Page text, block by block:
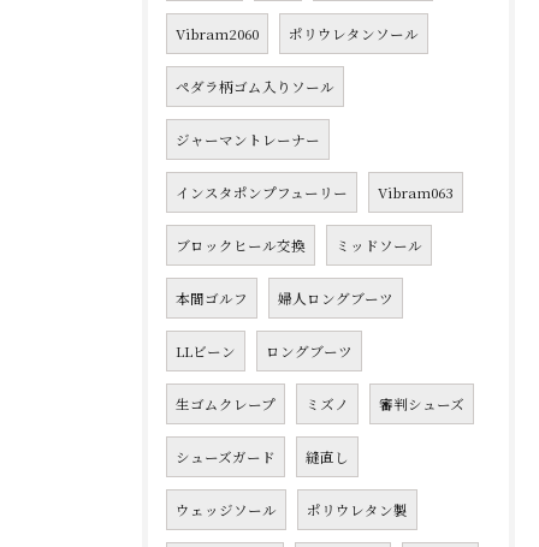
Vibram2060 ポリウレタンソール
ペダラ柄ゴム入りソール
ジャーマントレーナー
インスタポンプフューリー Vibram063
ブロックヒール交換 ミッドソール
本間ゴルフ 婦人ロングブーツ
LLビーン ロングブーツ
生ゴムクレープ ミズノ 審判シューズ
シューズガード 縫直し
ウェッジソール ポリウレタン製